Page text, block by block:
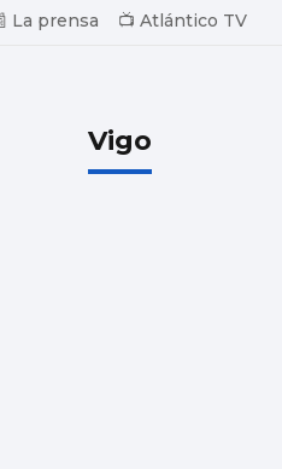
La prensa 📺 Atlántico TV
Vigo